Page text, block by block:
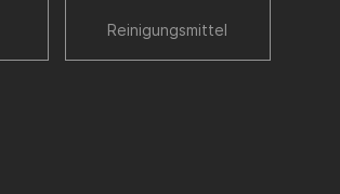
Reinigungsmittel